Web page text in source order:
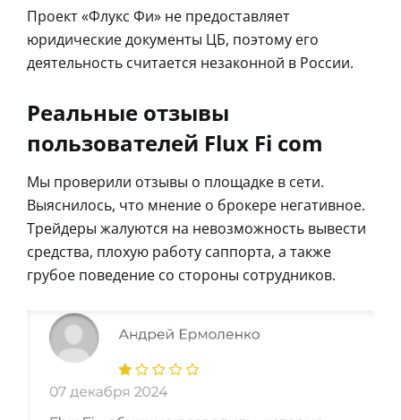
Проект «Флукс Фи» не предоставляет
юридические документы ЦБ, поэтому его
деятельность считается незаконной в России.
Реальные отзывы
пользователей Flux Fi com
Мы проверили отзывы о площадке в сети.
Выяснилось, что мнение о брокере негативное.
Трейдеры жалуются на невозможность вывести
средства, плохую работу саппорта, а также
грубое поведение со стороны сотрудников.